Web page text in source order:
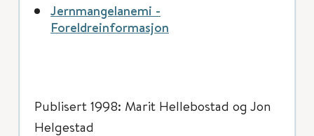
Jernmangelanemi -
Foreldreinformasjon
Publisert 1998: Marit Hellebostad og Jon
Helgestad